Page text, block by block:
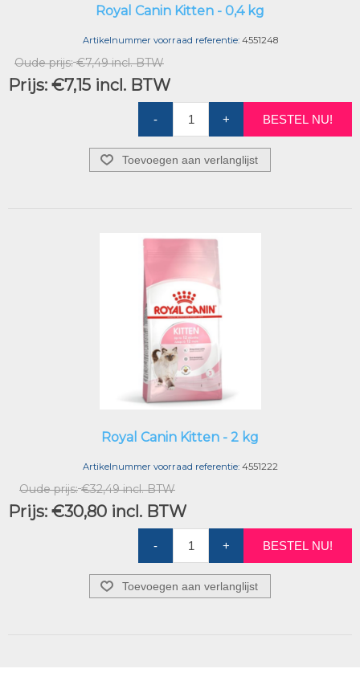
Royal Canin Kitten - 0,4 kg
Artikelnummer voorraad referentie: 4551248
Oude prijs: €7,49 incl. BTW
Prijs: €7,15 incl. BTW
- + BESTEL NU!
Toevoegen aan verlanglijst
Royal Canin Kitten - 2 kg
Artikelnummer voorraad referentie: 4551222
Oude prijs: €32,49 incl. BTW
Prijs: €30,80 incl. BTW
- + BESTEL NU!
Toevoegen aan verlanglijst